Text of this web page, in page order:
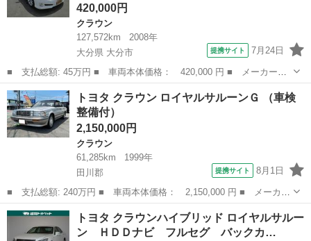
420,000円
クラウン
127,572km
2008年
大分県 大分市
提携サイト 7月24日
■ 支払総額: 45万円 ■ 車両本体価格： 420,000 円 ■ メーカー
名： トヨタ ■ 車種名： クラウン ■ グレード名： ロイヤルサ
ルーン Ｐシート Ｂモニター キーフリー Ｗエアバック パワー
ステアリング エ...
大分 大分市 クラウン
トヨタ クラウン ロイヤルサルーンＧ （車検
整備付）
2,150,000円
クラウン
61,285km
1999年
田川郡
提携サイト 8月1日
■ 支払総額: 240万円 ■ 車両本体価格： 2,150,000 円 ■ メーカー
名： トヨタ ■ 車種名： クラウン ■ グレード名： ロイヤルサ
ルーンＧ ■ 排気量： 3000cc ■ ドア枚数： 4D ■ ミッショ...
福岡 田川郡 クラウン
トヨタ クラウンハイブリッド ロイヤルサルー
ン ＨＤＤナビ フルセグ バックカ…